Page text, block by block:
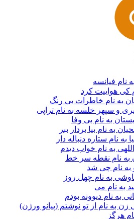
نام فیانسه
کی هواییت کرد
به نام خاطرات بی رنگ
و سپهر خلسه به نام تراپی
به نام بی وفا
به نام بیا بردار ببر
به نام ستاره دنباله دار
به نام خواب دیدم
به نام نقطه سر خط
به نام چی شد
به نام چهل روز
به نام می
به نام دیوونه بودم
زن به نام از تو نوشتم (پیانو ورژن)
هرگز